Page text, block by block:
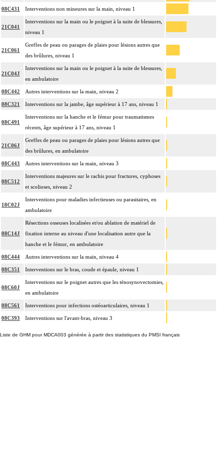
08C431 Interventions non mineures sur la main, niveau 1
21C041
Interventions sur la main ou le poignet à la suite de blessures,
niveau 1
21C061
Greffes de peau ou parages de plaies pour lésions autres que
des brûlures, niveau 1
21C04J
Interventions sur la main ou le poignet à la suite de blessures,
en ambulatoire
08C442 Autres interventions sur la main, niveau 2
08C321 Interventions sur la jambe, âge supérieur à 17 ans, niveau 1
08C491
Interventions sur la hanche et le fémur pour traumatismes
récents, âge supérieur à 17 ans, niveau 1
21C06J
Greffes de peau ou parages de plaies pour lésions autres que
des brûlures, en ambulatoire
08C443 Autres interventions sur la main, niveau 3
08C512
Interventions majeures sur le rachis pour fractures, cyphoses
et scolioses, niveau 2
18C02J
Interventions pour maladies infectieuses ou parasitaires, en
ambulatoire
08C14J
Résections osseuses localisées et/ou ablation de matériel de
fixation interne au niveau d'une localisation autre que la
hanche et le fémur, en ambulatoire
08C444 Autres interventions sur la main, niveau 4
08C351 Interventions sur le bras, coude et épaule, niveau 1
08C60J
Interventions sur le poignet autres que les ténosynovectomies,
en ambulatoire
08C561 Interventions pour infections ostéoarticulaires, niveau 1
08C393 Interventions sur l'avant-bras, niveau 3
Liste de GHM pour MDCA003 générée à partir des statistiques du PMSI français